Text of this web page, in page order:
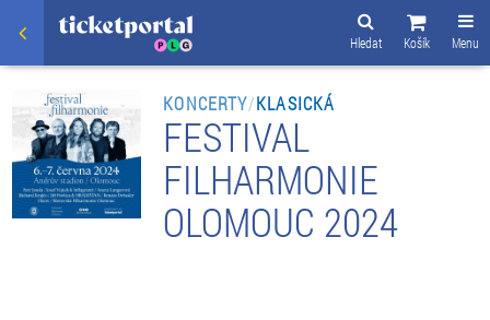
Menu
Košík
Hledat
KONCERTY/KLASICKÁ
FESTIVAL
FILHARMONIE
OLOMOUC 2024